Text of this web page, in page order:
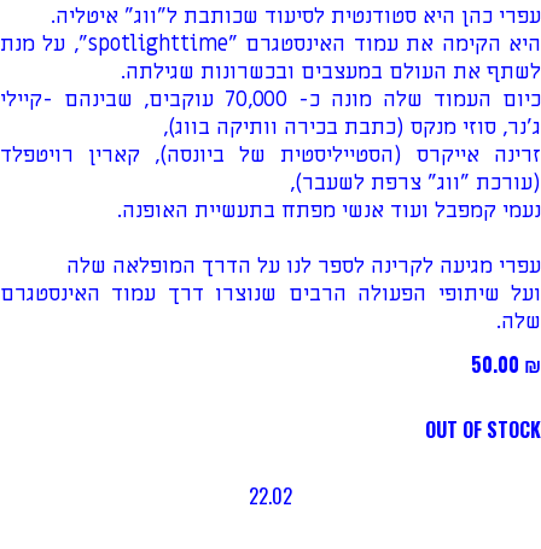
עפרי כהן היא סטודנטית לסיעוד שכותבת ל"ווג" איטליה.
היא הקימה את עמוד האינסטגרם "spotlighttime", על מנת
לשתף את העולם במעצבים ובכשרונות שגילתה.
כיום העמוד שלה מונה כ- 70,000 עוקבים, שבינהם -קיילי
ג'נר, סוזי מנקס (כתבת בכירה וותיקה בווג),
זרינה אייקרס (הסטייליסטית של ביונסה), קארין רויטפלד
(עורכת "ווג" צרפת לשעבר),
נעמי קמפבל ועוד אנשי מפתח בתעשיית האופנה.
עפרי מגיעה לקרינה לספר לנו על הדרך המופלאה שלה
ועל שיתופי הפעולה הרבים שנוצרו דרך עמוד האינסטגרם
שלה.
50.00 ₪
OUT OF STOCK
22.02